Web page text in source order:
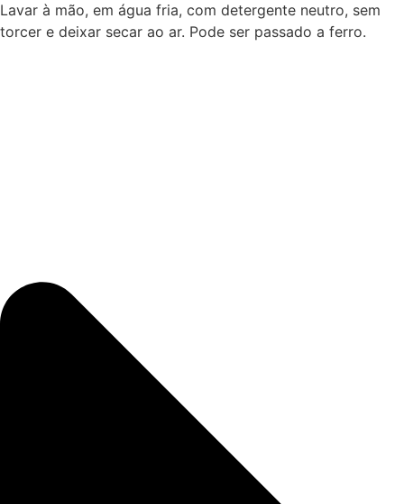
Lavar à mão, em água fria, com detergente neutro, sem
torcer e deixar secar ao ar. Pode ser passado a ferro.